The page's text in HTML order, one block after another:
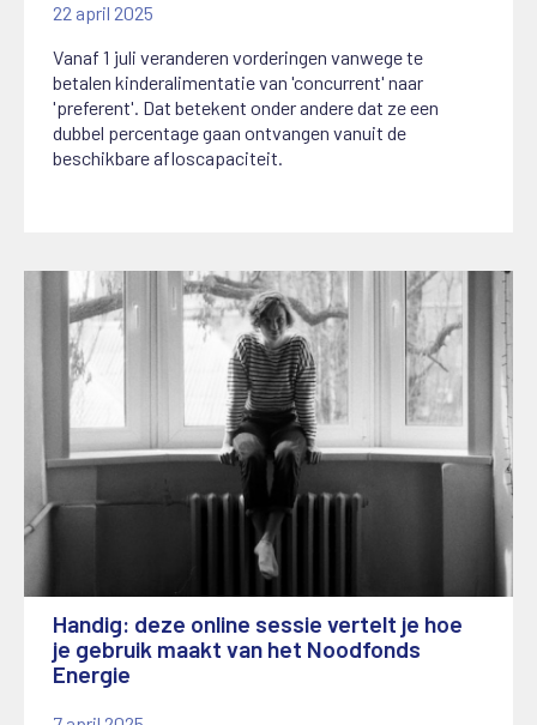
22 april 2025
Vanaf 1 juli veranderen vorderingen vanwege te
betalen kinderalimentatie van 'concurrent' naar
'preferent'. Dat betekent onder andere dat ze een
dubbel percentage gaan ontvangen vanuit de
beschikbare afloscapaciteit.
Handig: deze online sessie vertelt je hoe
je gebruik maakt van het Noodfonds
Energie